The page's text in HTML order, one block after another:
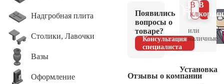
Надгробная плита
Столики, Лавочки
Вазы
Оформление
Появились
вопросы о
товаре?
Консультация
специалиста
Отзывы о компании
В
В 1
клик
или
наличные.
Установка